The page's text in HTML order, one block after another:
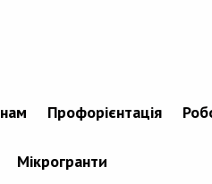
Профорієнтація
Мікрогранти